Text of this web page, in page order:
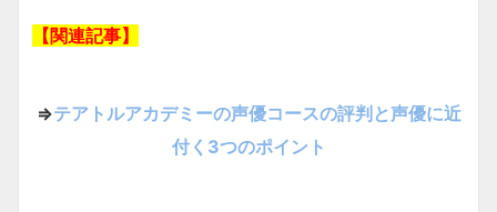
【関連記事】
⇒テアトルアカデミーの声優コースの評判と声優に近
付く3つのポイント